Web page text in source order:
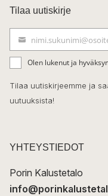
c
e
b
o
o
k
Tilaa uutiskirje
ä
h
k
t
Olen lukenut ja
Tilaa uutiskirjeemme ja
uutuuksista!
YHTEYSTIEDOT
Porin Kalustetalo